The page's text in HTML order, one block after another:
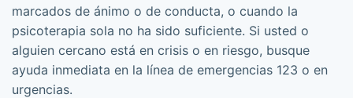
marcados de ánimo o de conducta, o cuando la
psicoterapia sola no ha sido suficiente. Si usted o
alguien cercano está en crisis o en riesgo, busque
ayuda inmediata en la línea de emergencias 123 o en
urgencias.